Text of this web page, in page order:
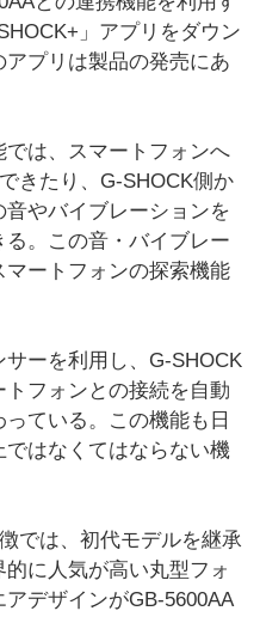
」アプリをダウン
プリは製品の発売にあ
は、スマートフォンへ
きたり、G-SHOCK側か
やバイブレーションを
。この音・バイブレー
ートフォンの探索機能
ーを利用し、G-SHOCK
フォンとの接続を自動
ている。この機能も日
はなくてはならない機
では、初代モデルを継承
に人気が高い丸型フォ
デザインがGB-5600AA